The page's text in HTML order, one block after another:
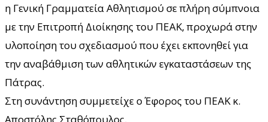
η Γενική Γραμματεία Αθλητισμού σε πλήρη σύμπνοια
με την Επιτροπή Διοίκησης του ΠΕΑΚ, προχωρά στην
υλοποίηση του σχεδιασμού που έχει εκπονηθεί για
την αναβάθμιση των αθλητικών εγκαταστάσεων της
Πάτρας.
Στη συνάντηση συμμετείχε ο Έφορος του ΠΕΑΚ κ.
Αποστόλης Σταθόπουλος.